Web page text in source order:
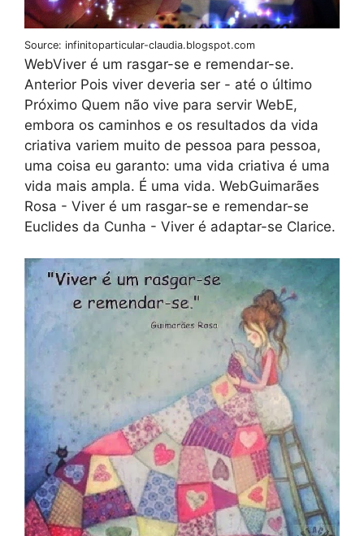
Source: infinitoparticular-claudia.blogspot.com
WebViver é um rasgar-se e remendar-se.
Anterior Pois viver deveria ser - até o último
Próximo Quem não vive para servir WebE,
embora os caminhos e os resultados da vida
criativa variem muito de pessoa para pessoa,
uma coisa eu garanto: uma vida criativa é uma
vida mais ampla. É uma vida. WebGuimarães
Rosa - Viver é um rasgar-se e remendar-se
Euclides da Cunha - Viver é adaptar-se Clarice.